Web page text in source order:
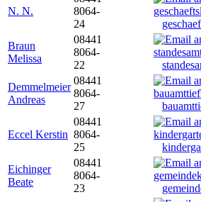
N. N.
8064-
24
Braun
Melissa
08441
8064-
22
Demmelmeier
Andreas
08441
8064-
27
Eccel Kerstin
08441
8064-
25
Eichinger
Beate
08441
8064-
23